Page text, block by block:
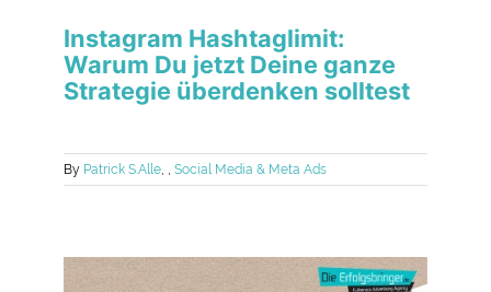
Instagram Hashtaglimit:
Warum Du jetzt Deine ganze
Strategie überdenken solltest
By Patrick S.Alle ,Social Media & Meta Ads